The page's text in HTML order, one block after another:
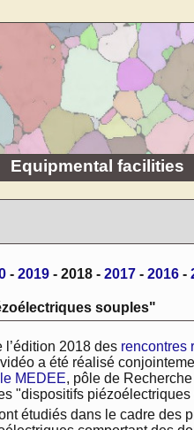
Equipmental facilities
- 2019- 2018 - 2017- 2016-
souples"
l’édition 2018 des rencontres
a été réalisé
MEDEE, pôle de
"dispositifs piézoélectriques
étudiés dans le cadre des